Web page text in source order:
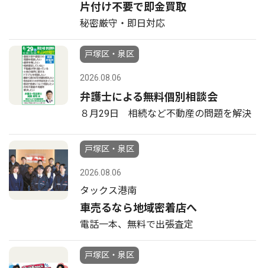
片付け不要で即金買取
秘密厳守・即日対応
戸塚区・泉区
2026.08.06
弁護士による無料個別相談会
８月29日 相続など不動産の問題を解決
戸塚区・泉区
2026.08.06
タックス港南
車売るなら地域密着店へ
電話一本、無料で出張査定
戸塚区・泉区